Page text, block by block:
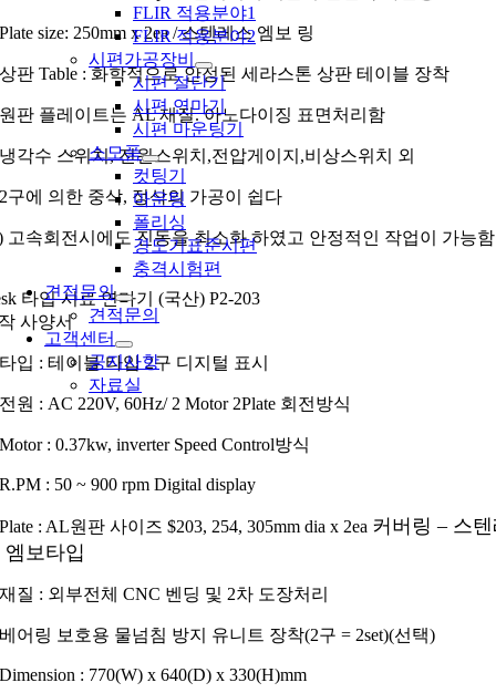
FLIR 적용분야1
FLIR 적용분야2
시편가공장비
시편 절단기
시편 연마기
시편 마운팅기
소모품
컷팅기
마운팅
폴리싱
경도기표준시편
충격시험편
견적문의
견적문의
고객센터
공지사항
자료실
size: 250mm x 2ea / 스텐레스 엠보 링
판 Table : 화학적으로 안정된 세라스톤 상판 테이블 장착
판 플레이트는 AL 재질. 아노다이징 표면처리함
각수 스위치, 전원스위치,전압게이지,비상스위치 외
구에 의한 중삭, 정삭의 가공이 쉽다
고속회전시에도 진동을 최소화 하였고 안정적인 작업이 가능함
타입 시료 연마기 (국산) P2-203
사양서
입 : 테이블 타입 2구 디지털 표시
원 : AC 220V, 60Hz/ 2 Motor 2Plate 회전방식
: 0.37kw, inverter Speed Control방식
: 50 ~ 900 rpm Digital display
: AL원판 사이즈 $203, 254, 305mm dia x 2ea 커버링 – 스
엠보타입
질 : 외부전체 CNC 벤딩 및 2차 도장처리
어링 보호용 물넘침 방지 유니트 장착(2구 = 2set)(선택)
: 770(W) x 640(D) x 330(H)mm